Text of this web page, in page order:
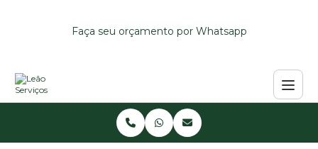
Faça seu orçamento por Whatsapp